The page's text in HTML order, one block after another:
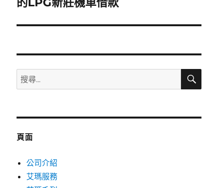
文
搜
尋
鍵
搜
頁面
公司介紹
艾瑪服務